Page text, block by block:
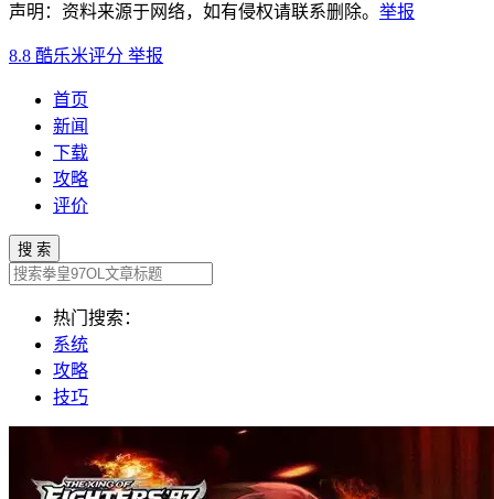
声明：资料来源于网络，如有侵权请联系删除。 举报
8.8 酷乐米评分 举报
首页
新闻
下载
攻略
评价
搜 索
热门搜索：
系统
攻略
技巧